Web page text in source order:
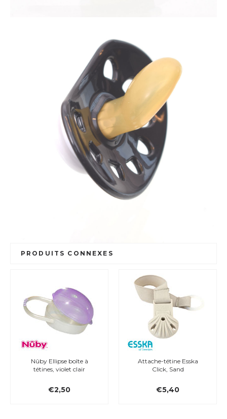
PRODUITS CONNEXES
Nûby Ellipse boîte à
tétines, violet clair
€2,50
Attache-tétine Esska
Click, Sand
€5,40